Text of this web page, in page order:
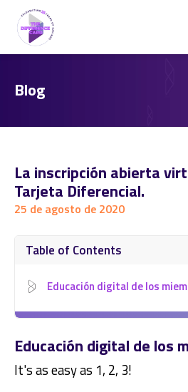
Blog
La inscripción abierta
Tarjeta Diferencial.
25 de agosto de 2020
Table of Contents
Educación digital de los
Educación digital de los
It's as easy as 1, 2, 3!